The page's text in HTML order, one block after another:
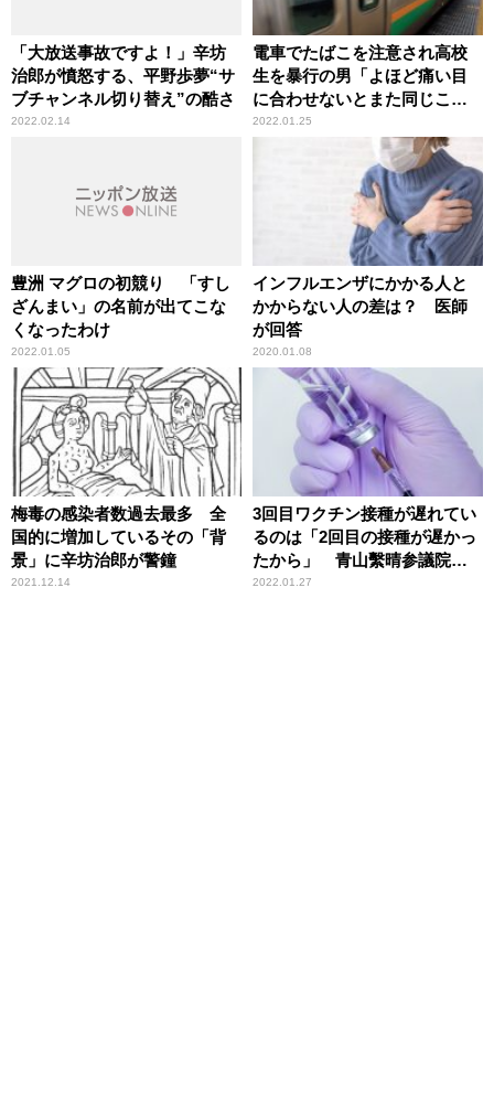
「大放送事故ですよ！」辛坊
治郎が憤怒する、平野歩夢“サ
ブチャンネル切り替え”の酷さ
2022.02.14
電車でたばこを注意され高校
生を暴行の男「よほど痛い目
に合わせないとまた同じこと
をする」辛坊治郎が憤怒
2022.01.25
豊洲 マグロの初競り 「すし
ざんまい」の名前が出てこな
くなったわけ
2022.01.05
インフルエンザにかかる人と
かからない人の差は？ 医師
が回答
2020.01.08
梅毒の感染者数過去最多 全
国的に増加しているその「背
景」に辛坊治郎が警鐘
2021.12.14
3回目ワクチン接種が遅れてい
るのは「2回目の接種が遅かっ
たから」 青山繫晴参議院議
員
2022.01.27